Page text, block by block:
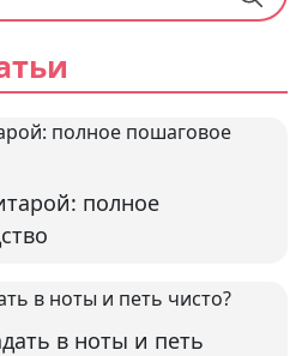
полное
в ноты и петь